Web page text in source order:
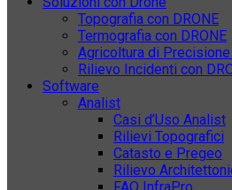
Topografia con DRONE
Termografia con DRONE
Agricoltura di Precisione
Rilievo Incidenti con
Software
Analist
Casi d’Uso Analist
Rilievi Topografici
Catasto e Pregeo
Rilievo
FAQ InfraPro